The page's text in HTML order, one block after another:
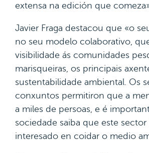
extensa na edición que
Javier Fraga destacou que «o
no seu modelo colaborativo,
visibilidade ás comunidades
marisqueiras, os principais
sustentabilidade ambiental. Os
conxuntos permitiron que a
a miles de persoas, e é
sociedade saiba que este sector
interesado en coidar o medio